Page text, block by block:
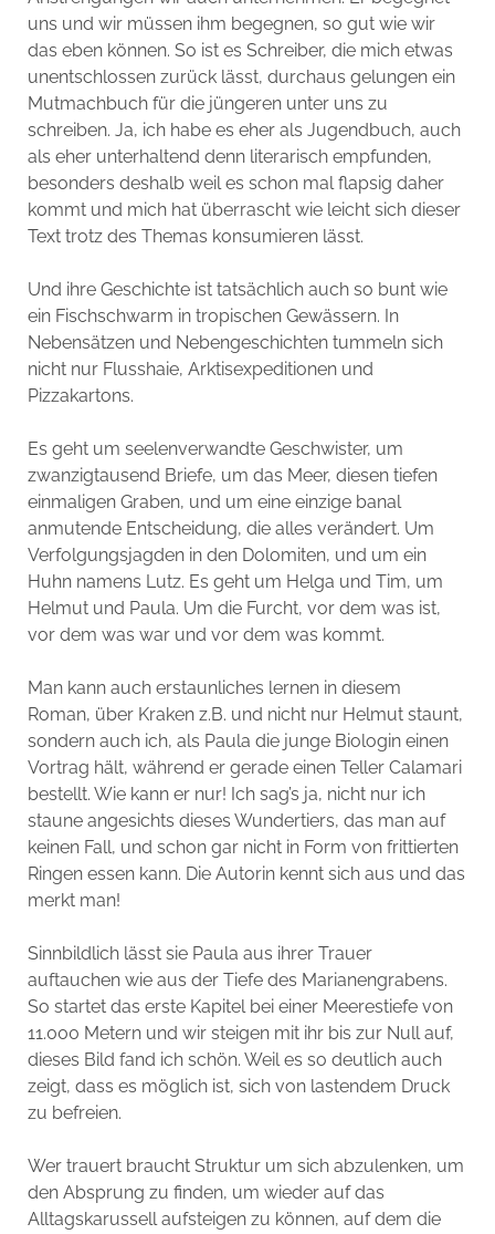
uns und wir müssen ihm begegnen, so gut wie wir
das eben können. So ist es Schreiber, die mich etwas
unentschlossen zurück lässt, durchaus gelungen ein
Mutmachbuch für die jüngeren unter uns zu
schreiben. Ja, ich habe es eher als Jugendbuch, auch
als eher unterhaltend denn literarisch empfunden,
besonders deshalb weil es schon mal flapsig daher
kommt und mich hat überrascht wie leicht sich dieser
Text trotz des Themas konsumieren lässt.
Und ihre Geschichte ist tatsächlich auch so bunt wie
ein Fischschwarm in tropischen Gewässern. In
Nebensätzen und Nebengeschichten tummeln sich
nicht nur Flusshaie, Arktisexpeditionen und
Pizzakartons.
Es geht um seelenverwandte Geschwister, um
zwanzigtausend Briefe, um das Meer, diesen tiefen
einmaligen Graben, und um eine einzige banal
anmutende Entscheidung, die alles verändert. Um
Verfolgungsjagden in den Dolomiten, und um ein
Huhn namens Lutz. Es geht um Helga und Tim, um
Helmut und Paula. Um die Furcht, vor dem was ist,
vor dem was war und vor dem was kommt.
Man kann auch erstaunliches lernen in diesem
Roman, über Kraken z.B. und nicht nur Helmut staunt,
sondern auch ich, als Paula die junge Biologin einen
Vortrag hält, während er gerade einen Teller Calamari
bestellt. Wie kann er nur! Ich sag’s ja, nicht nur ich
staune angesichts dieses Wundertiers, das man auf
keinen Fall, und schon gar nicht in Form von frittierten
Ringen essen kann. Die Autorin kennt sich aus und das
merkt man!
Sinnbildlich lässt sie Paula aus ihrer Trauer
auftauchen wie aus der Tiefe des Marianengrabens.
So startet das erste Kapitel bei einer Meerestiefe von
11.000 Metern und wir steigen mit ihr bis zur Null auf,
dieses Bild fand ich schön. Weil es so deutlich auch
zeigt, dass es möglich ist, sich von lastendem Druck
zu befreien.
Wer trauert braucht Struktur um sich abzulenken, um
den Absprung zu finden, um wieder auf das
Alltagskarussell aufsteigen zu können, auf dem die